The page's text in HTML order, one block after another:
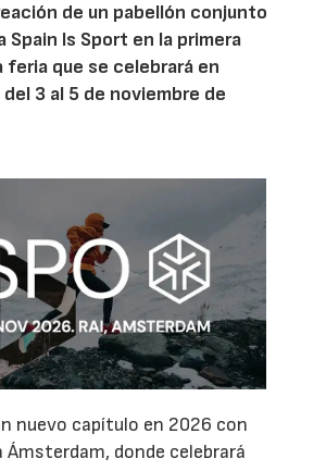
de un pabellón conjunto
Spain Is Sport en la primera
feria que se celebrará en
3 al 5 de noviembre de
nuevo capítulo en 2026 con
Ámsterdam, donde celebrará